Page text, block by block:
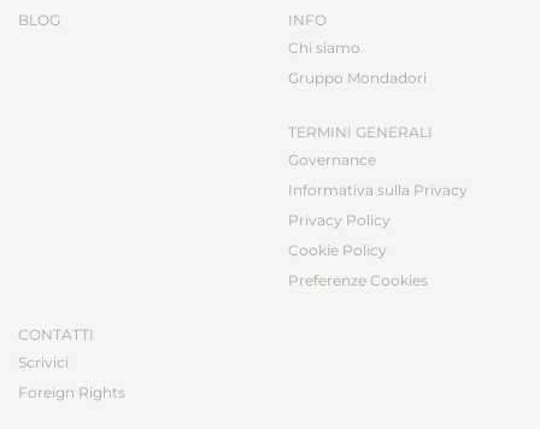
BLOG
INFO
Chi siamo
Gruppo Mondadori
TERMINI GENERALI
Governance
Informativa sulla Privacy
Privacy Policy
Cookie Policy
Preferenze Cookies
CONTATTI
Scrivici
Foreign Rights